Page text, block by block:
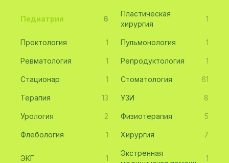
Педиатрия 6
Пластическая
хирургия
1
Проктология 1 Пульмонология 1
Ревматология 1 Репродуктология 1
Стационар 1 Стоматология 61
Терапия 13 УЗИ 8
Урология 2 Физиотерапия 5
Флебология 1 Хирургия 7
ЭКГ 1
Экстренная
1